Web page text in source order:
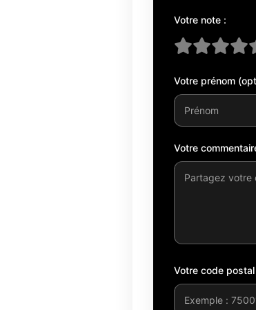
Votre note :
Votre prénom
Votre
Votre code postal